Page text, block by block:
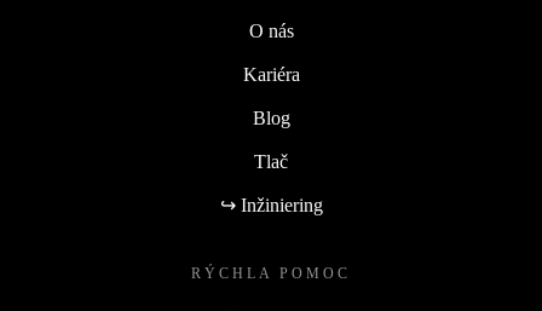
O nás
Kariéra
Blog
Tlač
↪ Inžiniering
RÝCHLA POMOC